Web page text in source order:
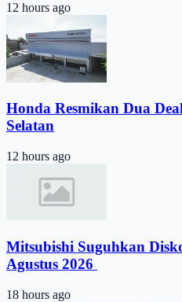
12 hours ago
Honda Resmikan Dua
Selatan
12 hours ago
Mitsubishi Suguhkan
Agustus 2026 ​
18 hours ago